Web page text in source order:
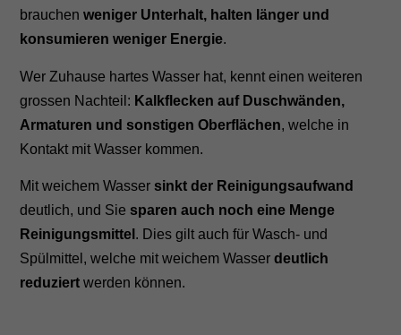
brauchenweniger Unterhalt, halten länger und
konsumieren weniger Energie.
Wer Zuhause hartes Wasser hat, kennt einen weiteren
grossen Nachteil: Kalkflecken auf Duschwänden,
Armaturen und sonstigen Oberflächen, welche in
Kontakt mit Wasser kommen.
Mit weichem Wasser sinkt der Reinigungsaufwand
deutlich, und Sie sparen auch noch eine Menge
Reinigungsmittel . Dies gilt auch für Wasch- und
Spülmittel, welche mit weichem Wasserdeutlich
reduziert werden können.